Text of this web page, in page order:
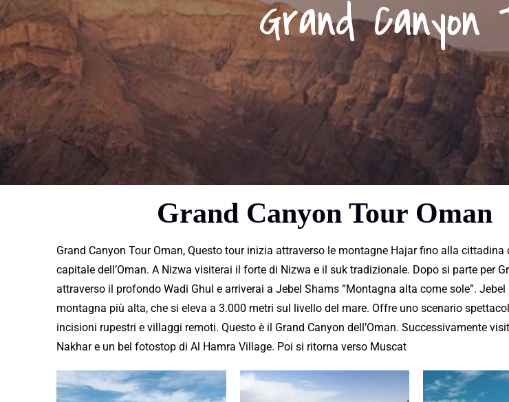
Grand Canyon
Grand Canyon Tour Oman
Grand Canyon Tour Oman, Questo tour inizia attraverso le montagne Hajar fino alla cittadina
capitale dell’Oman. A Nizwa visiterai il forte di Nizwa e il suk tradizionale. Dopo si parte per
attraverso il profondo Wadi Ghul e arriverai a Jebel Shams “Montagna alta come sole”. Jebel
montagna più alta, che si eleva a 3.000 metri sul livello del mare. Offre uno scenario
incisioni rupestri e villaggi remoti. Questo è il Grand Canyon dell’Oman. Successivamente
Nakhar e un bel fotostop di Al Hamra Village. Poi si ritorna verso Muscat